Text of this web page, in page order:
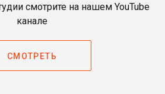
смотрите на нашем YouTube
канале
СМОТРЕТЬ